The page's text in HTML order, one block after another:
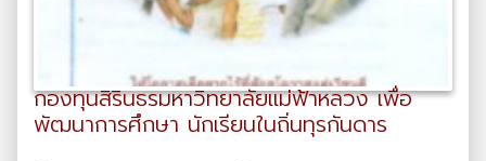
กองทุนสิรินธรมหาวิทยาลัยแม่ฟ้าหลวง เพื่อ
พัฒนาการศึกษา นักเรียนในถิ่นทุรกันดาร